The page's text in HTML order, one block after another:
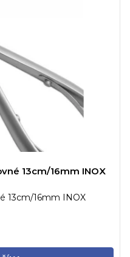
13cm/16mm INOX
13cm/16mm INOX